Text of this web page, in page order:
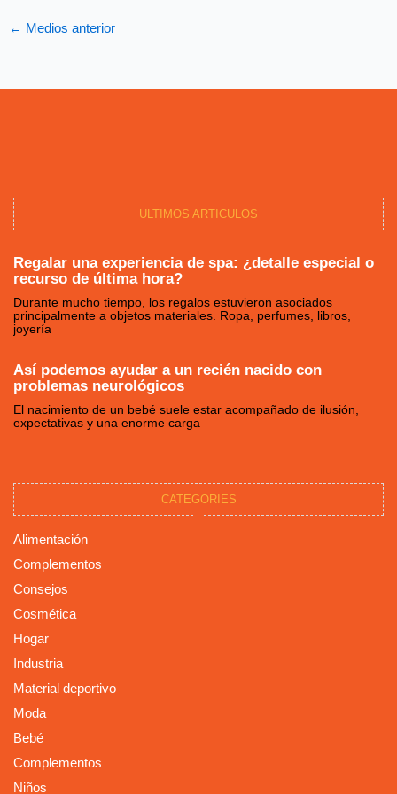
← Medios anterior
ULTIMOS ARTICULOS
Regalar una experiencia de spa: ¿detalle especial o
recurso de última hora?
Durante mucho tiempo, los regalos estuvieron asociados
principalmente a objetos materiales. Ropa, perfumes, libros,
joyería
Así podemos ayudar a un recién nacido con
problemas neurológicos
El nacimiento de un bebé suele estar acompañado de ilusión,
expectativas y una enorme carga
CATEGORIES
Alimentación
Complementos
Consejos
Cosmética
Hogar
Industria
Material deportivo
Moda
Bebé
Complementos
Niños